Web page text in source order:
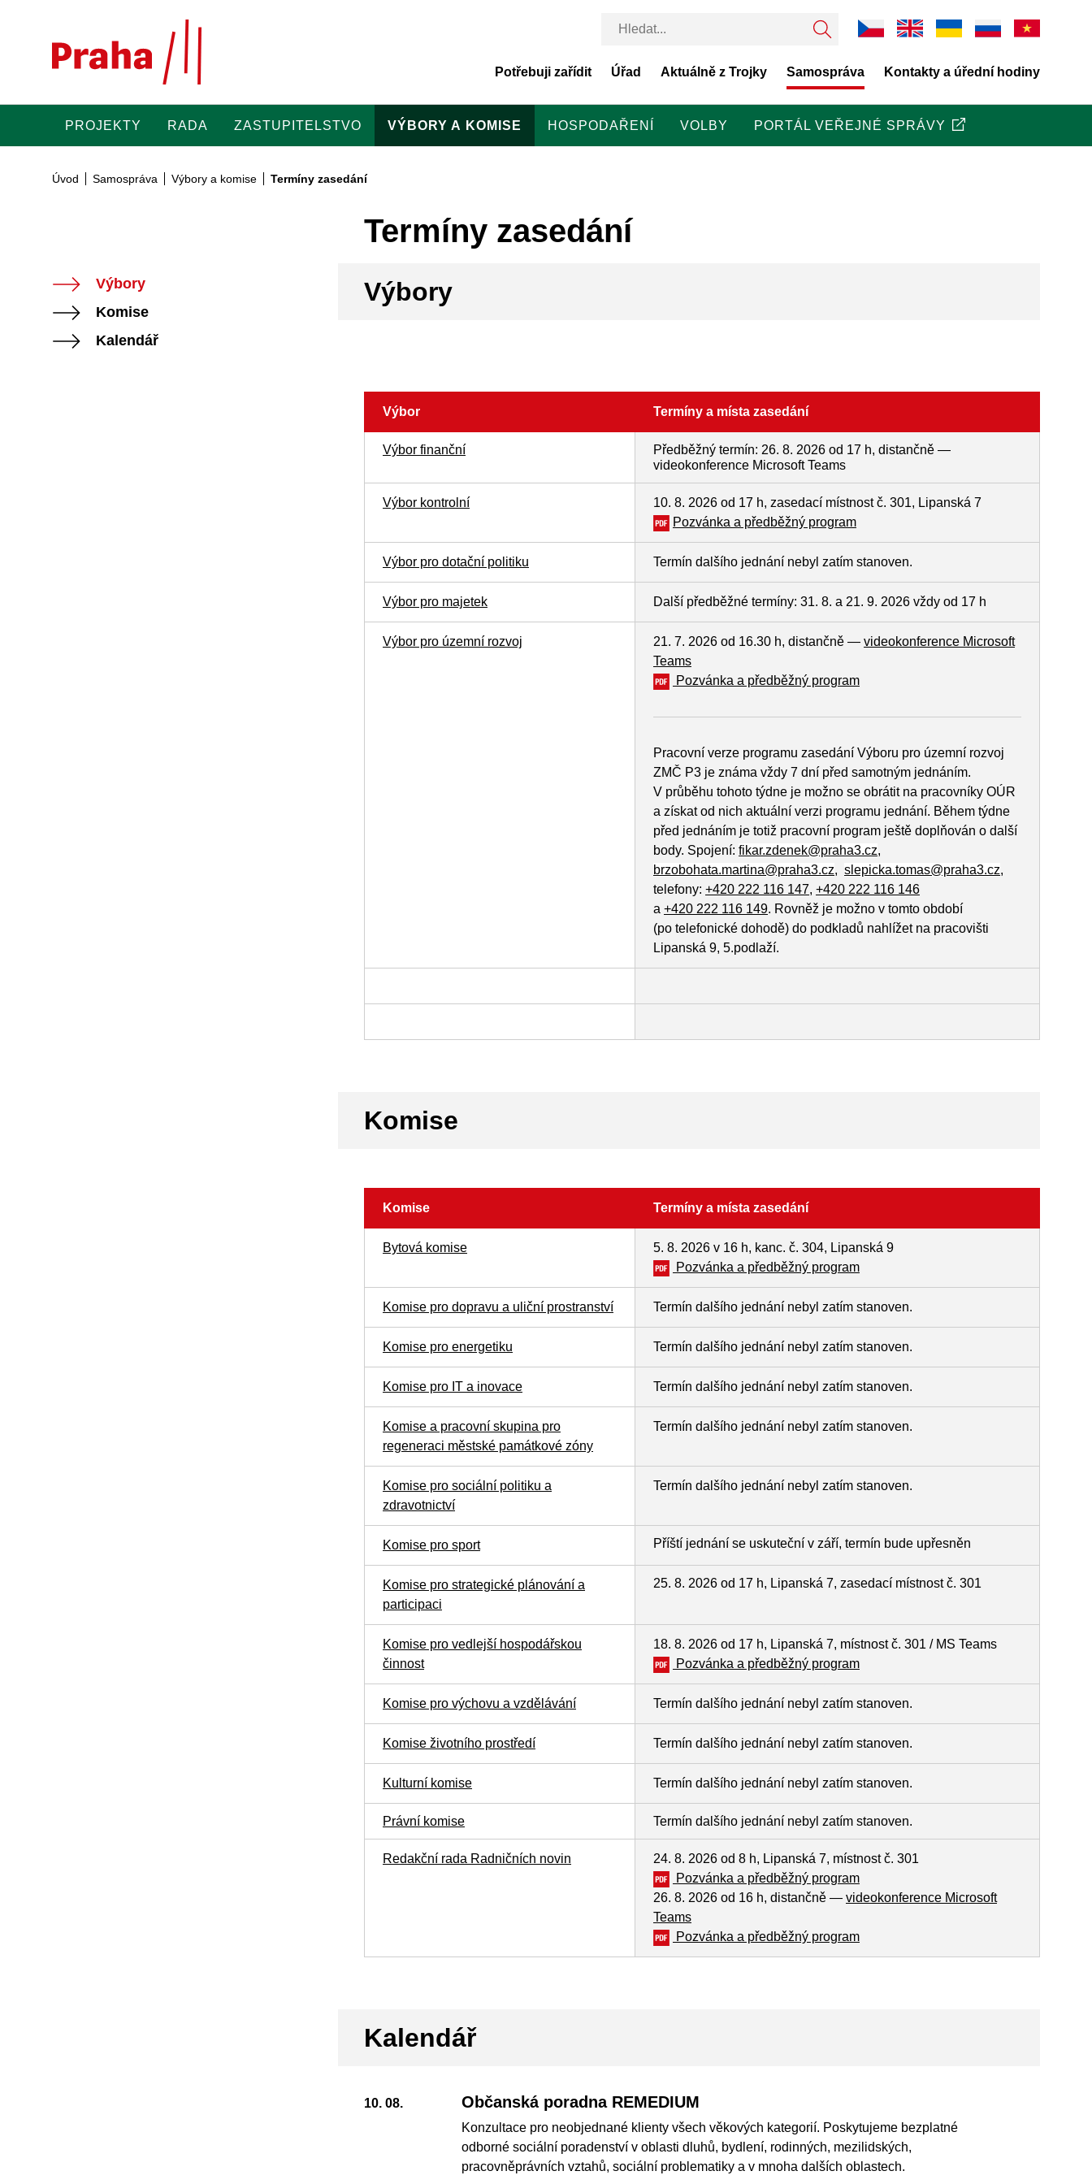
Potřebuji zařídit Úřad Aktuálně z Trojky Samospráva Kontakty a úřední hodiny
PROJEKTY RADA ZASTUPITELSTVO VÝBORY A KOMISE HOSPODAŘENÍ VOLBY PORTÁL VEŘEJNÉ SPRÁVY
Úvod Samospráva Výbory a komise Termíny zasedání
Výbory
Komise
Kalendář
Termíny zasedání
Výbory
Výbor Termíny a místa zasedání
Výbor finanční
Předběžný termín: 26. 8. 2026 od 17 h, distančně —
videokonference Microsoft Teams
Výbor kontrolní
10. 8. 2026 od 17 h, zasedací místnost č. 301, Lipanská 7
Pozvánka a předběžný program
Výbor pro dotační politiku Termín dalšího jednání nebyl zatím stanoven.
Výbor pro majetek Další předběžné termíny: 31. 8. a 21. 9. 2026 vždy od 17 h
Výbor pro územní rozvoj 21. 7. 2026 od 16.30 h, distančně — videokonference Microsoft
Teams
Pozvánka a předběžný program
Pracovní verze programu zasedání Výboru pro územní rozvoj
ZMČ P3 je známa vždy 7 dní před samotným jednáním.
V průběhu tohoto týdne je možno se obrátit na pracovníky OÚR
a získat od nich aktuální verzi programu jednání. Během týdne
před jednáním je totiž pracovní program ještě doplňován o další
body. Spojení: fikar.zdenek@praha3.cz,
brzobohata.martina@praha3.cz, slepicka.tomas@praha3.cz,
telefony: +420 222 116 147, +420 222 116 146
a +420 222 116 149. Rovněž je možno v tomto období
(po telefonické dohodě) do podkladů nahlížet na pracovišti
Lipanská 9, 5.podlaží.
Komise
Komise Termíny a místa zasedání
Bytová komise
5. 8. 2026 v 16 h, kanc. č. 304, Lipanská 9
Pozvánka a předběžný program
Komise pro dopravu a uliční prostranství Termín dalšího jednání nebyl zatím stanoven.
Komise pro energetiku Termín dalšího jednání nebyl zatím stanoven.
Komise pro IT a inovace Termín dalšího jednání nebyl zatím stanoven.
Komise a pracovní skupina pro
regeneraci městské památkové zóny
Termín dalšího jednání nebyl zatím stanoven.
Komise pro sociální politiku a
zdravotnictví
Termín dalšího jednání nebyl zatím stanoven.
Komise pro sport Příští jednání se uskuteční v září, termín bude upřesněn
Komise pro strategické plánování a
participaci
25. 8. 2026 od 17 h, Lipanská 7, zasedací místnost č. 301
Komise pro vedlejší hospodářskou
činnost
18. 8. 2026 od 17 h, Lipanská 7, místnost č. 301 / MS Teams
Pozvánka a předběžný program
Komise pro výchovu a vzdělávání Termín dalšího jednání nebyl zatím stanoven.
Komise životního prostředí Termín dalšího jednání nebyl zatím stanoven.
Kulturní komise Termín dalšího jednání nebyl zatím stanoven.
Právní komise Termín dalšího jednání nebyl zatím stanoven.
Redakční rada Radničních novin
24. 8. 2026 od 8 h, Lipanská 7, místnost č. 301
Pozvánka a předběžný program
26. 8. 2026 od 16 h, distančně — videokonference Microsoft
Teams
Pozvánka a předběžný program
Kalendář
10. 08. Občanská poradna REMEDIUM
Konzultace pro neobjednané klienty všech věkových kategorií. Poskytujeme bezplatné
odborné sociální poradenství v oblasti dluhů, bydlení, rodinných, mezilidských,
pracovněprávních vztahů, sociální problematiky a v mnoha dalších oblastech.